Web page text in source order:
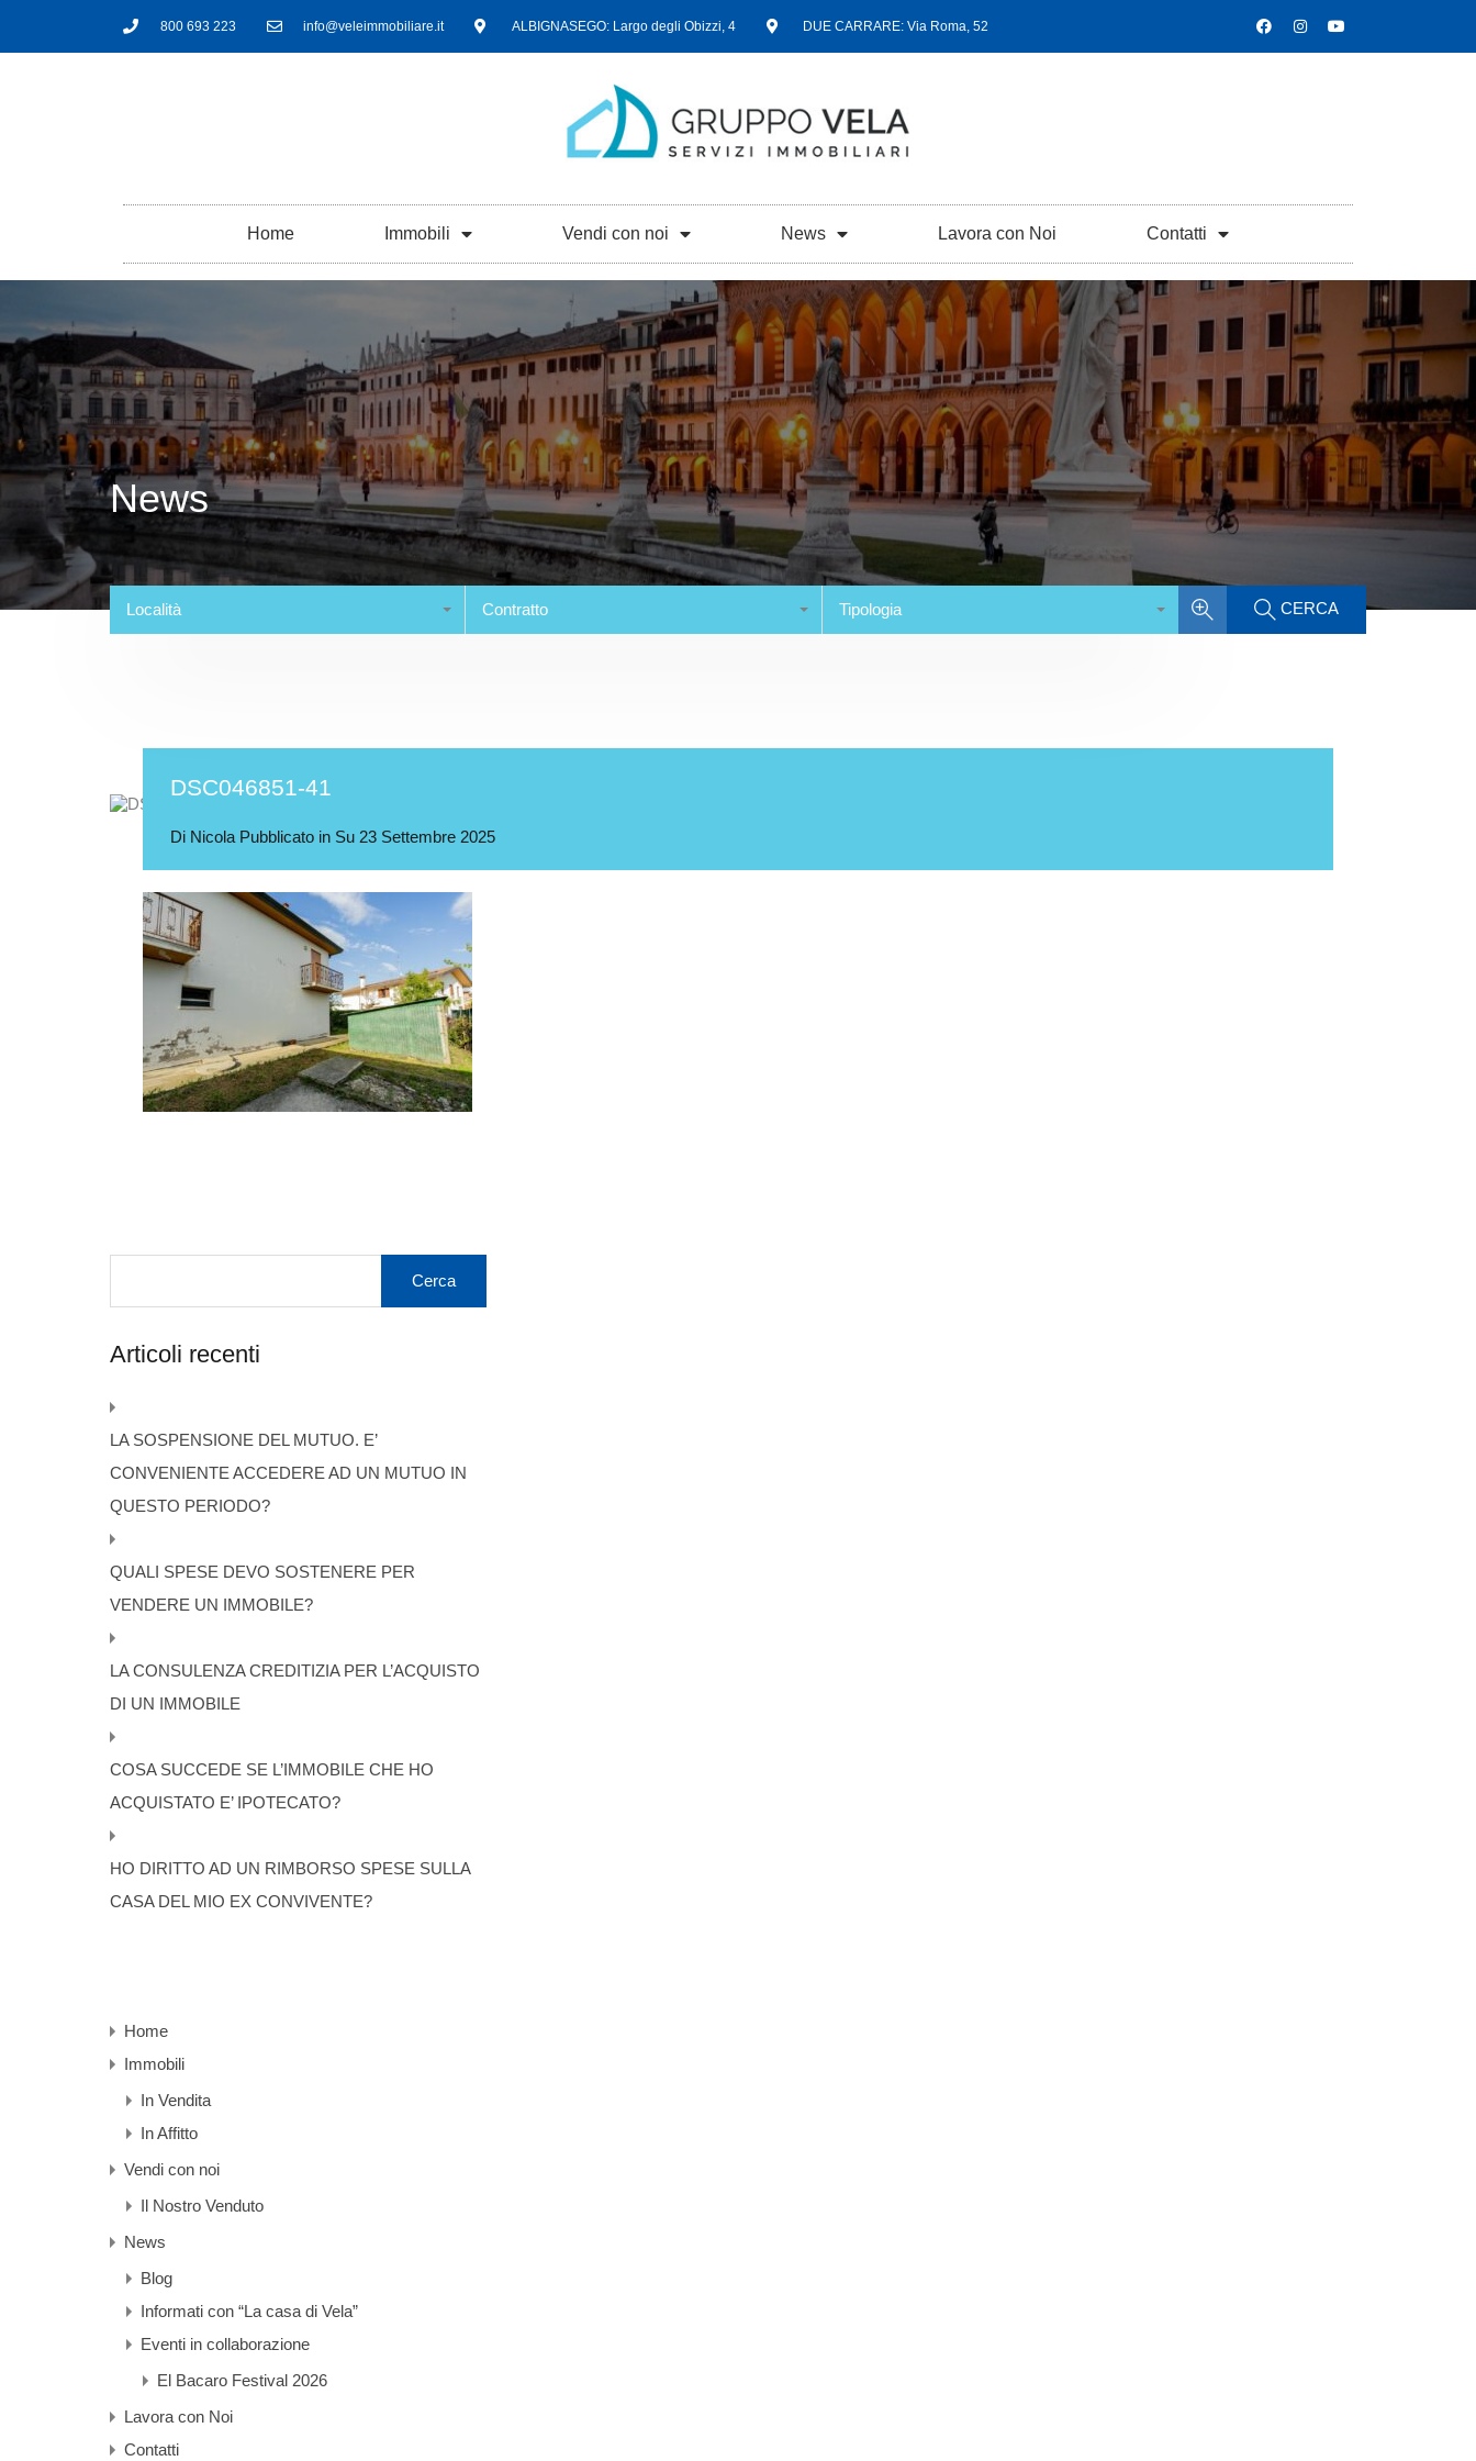
800 693 223 info@veleimmobiliare.it ALBIGNASEGO: Largo degli Obizzi, 4 DUE CARRARE: Via Roma, 52
Home Immobili Vendi con noi News Lavora con Noi Contatti
News
Località Contratto Tipologia CERCA
DSC046851-41
Di Nicola Pubblicato in Su 23 Settembre 2025
Articoli recenti
LA SOSPENSIONE DEL MUTUO. E’
CONVENIENTE ACCEDERE AD UN MUTUO IN
QUESTO PERIODO?
QUALI SPESE DEVO SOSTENERE PER
VENDERE UN IMMOBILE?
LA CONSULENZA CREDITIZIA PER L’ACQUISTO
DI UN IMMOBILE
COSA SUCCEDE SE L’IMMOBILE CHE HO
ACQUISTATO E’ IPOTECATO?
HO DIRITTO AD UN RIMBORSO SPESE SULLA
CASA DEL MIO EX CONVIVENTE?
Home
Immobili
In Vendita
In Affitto
Vendi con noi
Il Nostro Venduto
News
Blog
Informati con “La casa di Vela”
Eventi in collaborazione
El Bacaro Festival 2026
Lavora con Noi
Contatti